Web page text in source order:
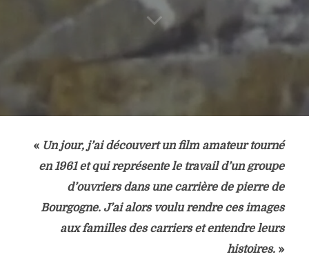
« Un jour, j’ai découvert un film amateur tourné
en 1961 et qui représente le travail d’un groupe
d’ouvriers dans une carrière de pierre de
Bourgogne. J’ai alors voulu rendre ces images
aux familles des carriers et entendre leurs
histoires. »